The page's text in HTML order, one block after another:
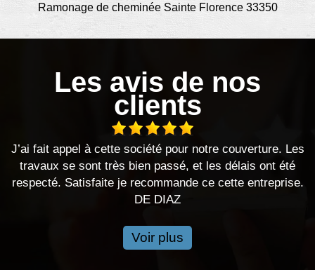
Ramonage de cheminée Sainte Florence 33350
Les avis de nos
clients
fait appel à cette société pour notre couverture. Les
se sont très bien passé, et les délais ont été
Satisfaite je recommande ce cette entreprise.
DE DIAZ
Voir plus